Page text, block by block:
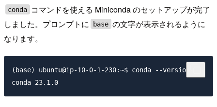
conda
コマンドを使える Miniconda のセットアップが完了
しました。プロンプトに
base の文字が表示されるように
なります。
(base) ubuntu@ip-10-0-1-230:~$ conda --version